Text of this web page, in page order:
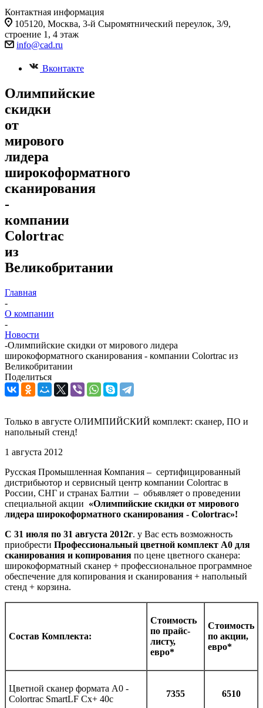
Контактная информация
105120, Москва, 3-й Сыромятнический переулок, 3/9,
строение 1, 4 этаж
info@cad.ru
Вконтакте
Олимпийские
скидки
от
мирового
лидера
широкоформатного
сканирования
-
компании
Colortrac
из
Великобритании
Главная
-
О компании
-
Новости
-Олимпийские скидки от мирового лидера
широкоформатного сканирования - компании Colortrac из
Великобритании
Поделиться
Только в августе ОЛИМПИЙСКИЙ комплект: сканер, ПО и
напольный стенд!
1 августа 2012
Русская Промышленная Компания – сертифицированный
дистрибьютор и сервисный центр компании Colortrac в
России, СНГ и странах Балтии – объявляет о проведении
специальной акции «Олимпийские скидки от мирового
лидера широкоформатного сканирования - Colortrac»!
С 31 июля по 31 августа 2012г. у Вас есть возможность
приобрести Профессиональный цветной комплект А0 для
сканирования и копирования по цене цветного сканера:
широкоформатный сканер + профессиональное программное
обеспечение для копирования и сканирования + напольный
стенд + корзина.
Состав Комплекта:
Стоимость
по прайс-
листу,
евро*
Стоимость
по акции,
евро*
Цветной сканер формата А0 -
Colortrac SmartLF Cx+ 40с
7355 6510